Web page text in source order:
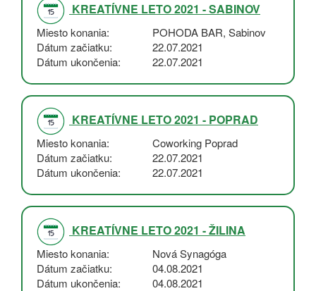
KREATÍVNE LETO 2021 - SABINOV
Miesto konania
POHODA BAR, Sabinov
Dátum začiatku
22.07.2021
Dátum ukončenia
22.07.2021
KREATÍVNE LETO 2021 - POPRAD
Miesto konania
Coworking Poprad
Dátum začiatku
22.07.2021
Dátum ukončenia
22.07.2021
KREATÍVNE LETO 2021 - ŽILINA
Miesto konania
Nová Synagóga
Dátum začiatku
04.08.2021
Dátum ukončenia
04.08.2021